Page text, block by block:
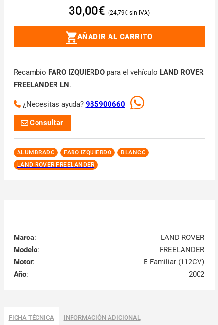
30,00€ 24,79€
AÑADIR AL CARRITO
Recambio FARO IZQUIERDOpara el vehículo LAND ROVER
FREELANDER LN.
¿Necesitas ayuda? 985900660
Consultar
ALUMBRADO FARO IZQUIERDO
BLANCO
LAND ROVER FREELANDER
Marca:
LAND ROVER
Modelo:
FREELANDER
Motor:
E Familiar (112CV)
Año: 2002
FICHA TÉCNICA INFORMACIÓN ADICIONAL